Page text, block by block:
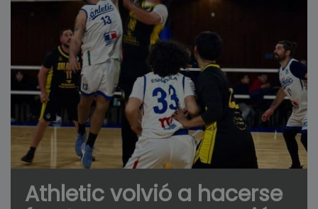
Athletic volvió a hacerse